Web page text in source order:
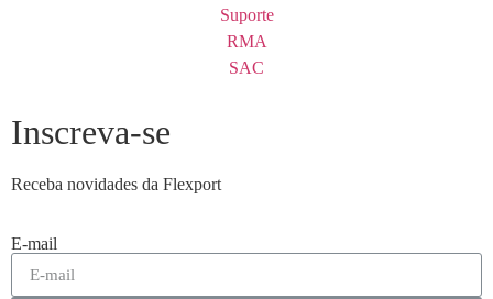
Suporte
RMA
SAC
Inscreva-se
Receba novidades da Flexport
E-mail